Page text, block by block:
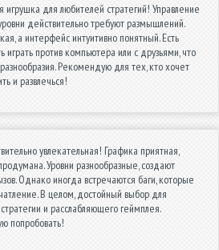
игрушка для любителей стратегий! Управление
действительно требуют размышлений.
а интерфейс интуитивно понятный. Есть
играть против компьютера или с друзьями, что
Рекомендую для тех, кто хочет
и развлечься!
увлекательная! Графика приятная,
Уровни разнообразные, создают
Однако иногда встречаются баги, которые
В целом, достойный выбор для
и расслабляющего геймплея.
попробовать!